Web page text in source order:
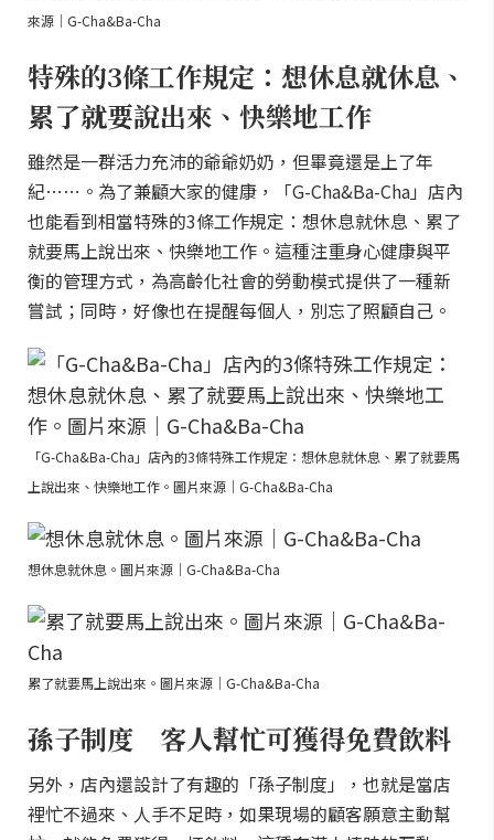
來源｜G-Cha&Ba-Cha
特殊的3條工作規定：想休息就休息、
累了就要說出來、快樂地工作
雖然是一群活力充沛的爺爺奶奶，但畢竟還是上了年
紀……。為了兼顧大家的健康，「G-Cha&Ba-Cha」店內
也能看到相當特殊的3條工作規定：想休息就休息、累了
就要馬上說出來、快樂地工作。這種注重身心健康與平
衡的管理方式，為高齡化社會的勞動模式提供了一種新
嘗試；同時，好像也在提醒每個人，別忘了照顧自己。
「G-Cha&Ba-Cha」店內的3條特殊工作規定：想休息就休息、累了就要馬
上說出來、快樂地工作。圖片來源｜G-Cha&Ba-Cha
想休息就休息。圖片來源｜G-Cha&Ba-Cha
累了就要馬上說出來。圖片來源｜G-Cha&Ba-Cha
孫子制度 客人幫忙可獲得免費飲料
另外，店內還設計了有趣的「孫子制度」，也就是當店
裡忙不過來、人手不足時，如果現場的顧客願意主動幫